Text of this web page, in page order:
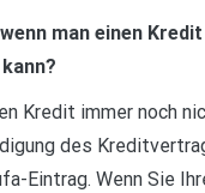
man einen
Kredit immer noch
des
Eintrag. Wenn Sie